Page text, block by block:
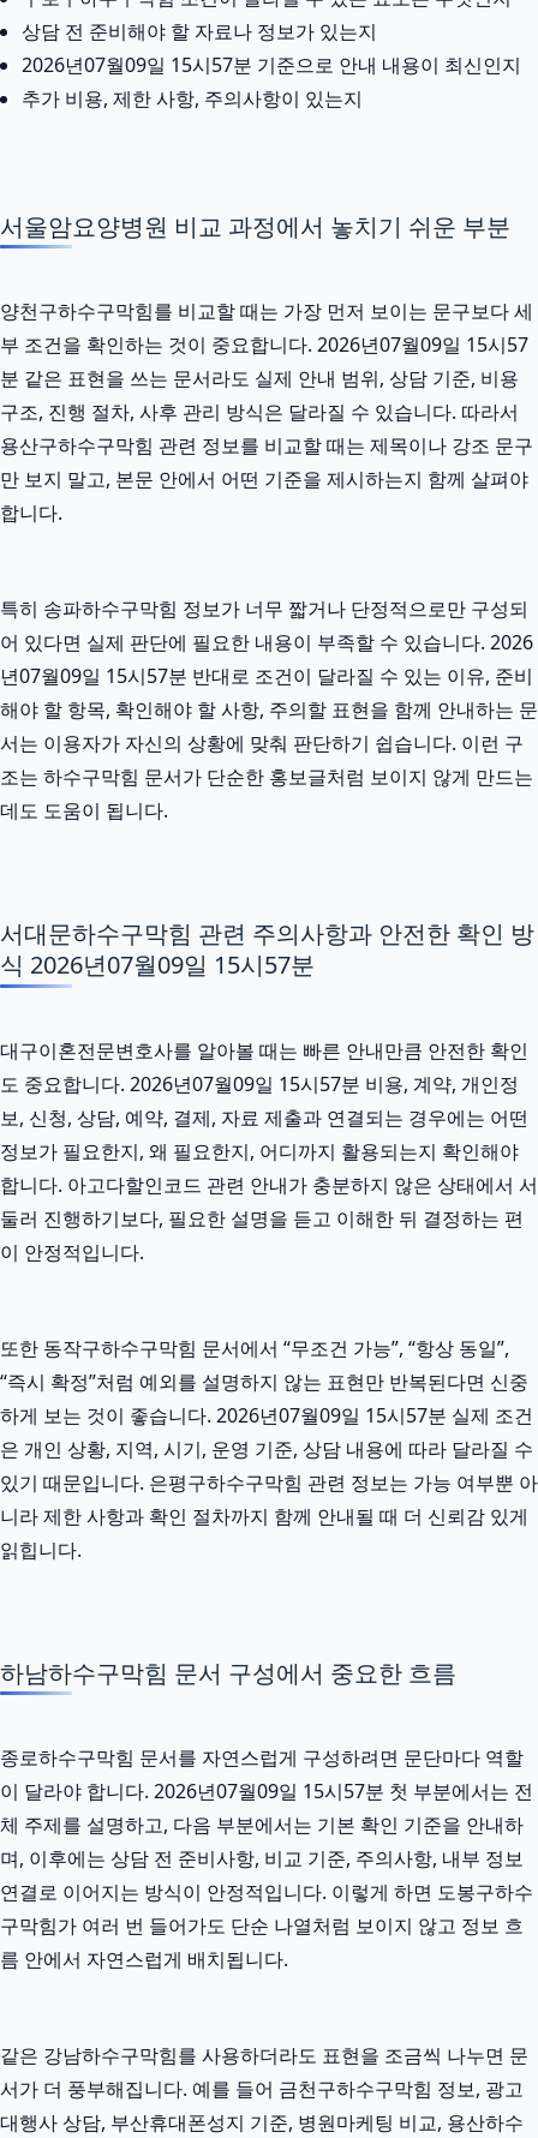
상담 전 준비해야 할 자료나 정보가 있는지
2026년07월09일 15시57분 기준으로 안내 내용이 최신인지
추가 비용, 제한 사항, 주의사항이 있는지
서울암요양병원 비교 과정에서 놓치기 쉬운 부분
양천구하수구막힘를 비교할 때는 가장 먼저 보이는 문구보다 세
부 조건을 확인하는 것이 중요합니다. 2026년07월09일 15시57
분 같은 표현을 쓰는 문서라도 실제 안내 범위, 상담 기준, 비용
구조, 진행 절차, 사후 관리 방식은 달라질 수 있습니다. 따라서
용산구하수구막힘 관련 정보를 비교할 때는 제목이나 강조 문구
만 보지 말고, 본문 안에서 어떤 기준을 제시하는지 함께 살펴야
합니다.
특히 송파하수구막힘 정보가 너무 짧거나 단정적으로만 구성되
어 있다면 실제 판단에 필요한 내용이 부족할 수 있습니다. 2026
년07월09일 15시57분 반대로 조건이 달라질 수 있는 이유, 준비
해야 할 항목, 확인해야 할 사항, 주의할 표현을 함께 안내하는 문
서는 이용자가 자신의 상황에 맞춰 판단하기 쉽습니다. 이런 구
조는 하수구막힘 문서가 단순한 홍보글처럼 보이지 않게 만드는
데도 도움이 됩니다.
서대문하수구막힘 관련 주의사항과 안전한 확인 방
식 2026년07월09일 15시57분
대구이혼전문변호사를 알아볼 때는 빠른 안내만큼 안전한 확인
도 중요합니다. 2026년07월09일 15시57분 비용, 계약, 개인정
보, 신청, 상담, 예약, 결제, 자료 제출과 연결되는 경우에는 어떤
정보가 필요한지, 왜 필요한지, 어디까지 활용되는지 확인해야
합니다. 아고다할인코드 관련 안내가 충분하지 않은 상태에서 서
둘러 진행하기보다, 필요한 설명을 듣고 이해한 뒤 결정하는 편
이 안정적입니다.
또한 동작구하수구막힘 문서에서 “무조건 가능”, “항상 동일”,
“즉시 확정”처럼 예외를 설명하지 않는 표현만 반복된다면 신중
하게 보는 것이 좋습니다. 2026년07월09일 15시57분 실제 조건
은 개인 상황, 지역, 시기, 운영 기준, 상담 내용에 따라 달라질 수
있기 때문입니다. 은평구하수구막힘 관련 정보는 가능 여부뿐 아
니라 제한 사항과 확인 절차까지 함께 안내될 때 더 신뢰감 있게
읽힙니다.
하남하수구막힘 문서 구성에서 중요한 흐름
종로하수구막힘 문서를 자연스럽게 구성하려면 문단마다 역할
이 달라야 합니다. 2026년07월09일 15시57분 첫 부분에서는 전
체 주제를 설명하고, 다음 부분에서는 기본 확인 기준을 안내하
며, 이후에는 상담 전 준비사항, 비교 기준, 주의사항, 내부 정보
연결로 이어지는 방식이 안정적입니다. 이렇게 하면 도봉구하수
구막힘가 여러 번 들어가도 단순 나열처럼 보이지 않고 정보 흐
름 안에서 자연스럽게 배치됩니다.
같은 강남하수구막힘를 사용하더라도 표현을 조금씩 나누면 문
서가 더 풍부해집니다. 예를 들어 금천구하수구막힘 정보, 광고
대행사 상담, 부산휴대폰성지 기준, 병원마케팅 비교, 용산하수